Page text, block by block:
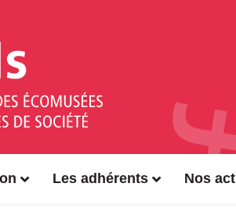
Les adhérents Nos